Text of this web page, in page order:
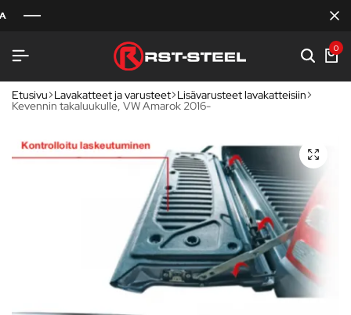
0
Etusivu Lavakatteet ja varusteet Lisävarusteet lavakatteisiin
Kevennin takaluukulle, VW Amarok 2016-